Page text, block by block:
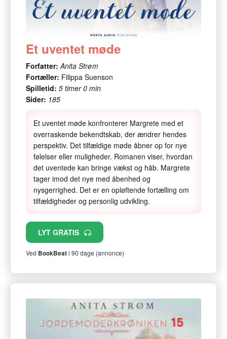
Et uventet møde
Forfatter: Anita Strøm
Fortæller: Filippa Suenson
Spilletid: 5 timer 0 min
Sider: 185
Et uventet møde konfronterer Margrete med et
overraskende bekendtskab, der ændrer hendes
perspektiv. Det tilfældige møde åbner op for nye
følelser eller muligheder. Romanen viser, hvordan
det uventede kan bringe vækst og håb. Margrete
tager imod det nye med åbenhed og
nysgerrighed. Det er en opløftende fortælling om
tilfældigheder og personlig udvikling.
LYT GRATIS
Ved BookBeati 90 dage (annonce)